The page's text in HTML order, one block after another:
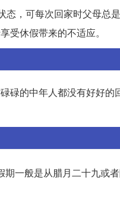
，可每次回家时父母总
受休假带来的不适应。
碌的中年人都没有好好
期一般是从腊月二十九或